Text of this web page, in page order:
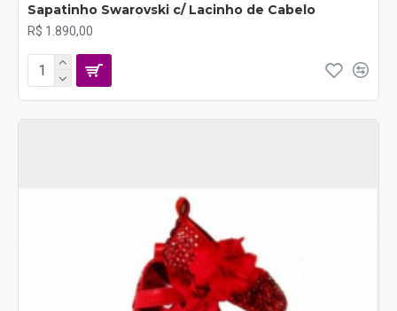
Sapatinho Swarovski c/ Lacinho de Cabelo
R$ 1.890,00